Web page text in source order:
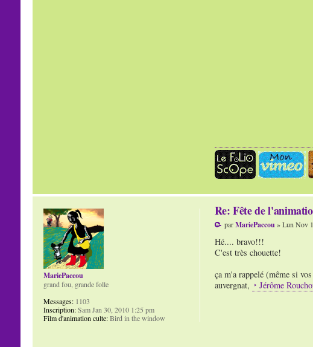
Re: Fête de
parMariePaccou » Lun Nov
Hé.... bravo!!!
C'est très chouette!
ça m'a rappelé (même si
auvergnat,
Jérôme
MariePaccou
grand fou, grande folle
Messages:1103
Inscription:Sam Jan 30, 2010 1:25 pm
Film d'animation culte:Bird in the window